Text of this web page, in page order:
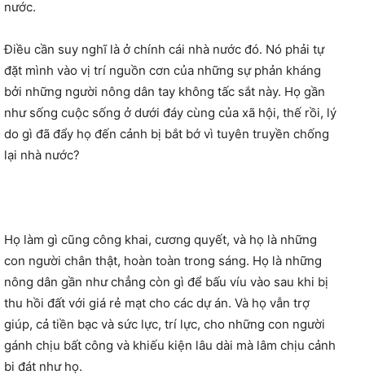
nước.
Điều cần suy nghĩ là ở chính cái nhà nước đó. Nó phải tự
đặt mình vào vị trí nguồn cơn của những sự phản kháng
bởi những người nông dân tay không tấc sắt này. Họ gần
như sống cuộc sống ở dưới đáy cùng của xã hội, thế rồi, lý
do gì đã đẩy họ đến cảnh bị bắt bớ vì tuyên truyền chống
lại nhà nước?
Họ làm gì cũng công khai, cương quyết, và họ là những
con người chân thật, hoàn toàn trong sáng. Họ là những
nông dân gần như chẳng còn gì để bấu víu vào sau khi bị
thu hồi đất với giá rẻ mạt cho các dự án. Và họ vẫn trợ
giúp, cả tiền bạc và sức lực, trí lực, cho những con người
gánh chịu bất công và khiếu kiện lâu dài mà lâm chịu cảnh
bi đát như họ.